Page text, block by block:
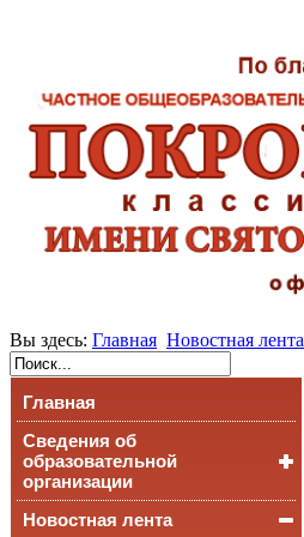
Вы здесь: Главная Новостная лента
Главная
Сведения об
образовательной
организации
Основные сведения
Новостная лента